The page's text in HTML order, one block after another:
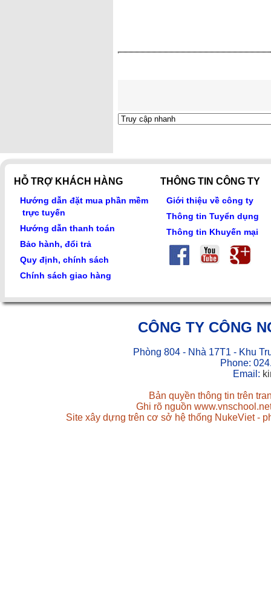
HỖ TRỢ KHÁCH HÀNG
Hướng dẫn đặt mua phần mềm
trực tuyến
Hướng dẫn thanh toán
Bảo hành, đổi trả
Quy định, chính sách
Chính sách giao hàng
THÔNG TIN CÔNG TY
Giới thiệu về công ty
Thông tin Tuyển dụng
Thông tin Khuyến mại
CÔNG TY CÔNG
Phòng 804 - Nhà 17T1 - Khu
Phone:
Email:
Bản quyền thông tin trên
Ghi rõ nguồn
Site xây dựng trên cơ sở hệ thống NukeViet -